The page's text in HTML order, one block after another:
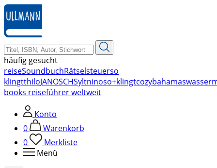
zum
Hauptinhalt
springen
häufig gesucht
reiseSoundbuchRätselsteuerso
klingtthiloJANOSCHSyltninoso+klingtcozybahamas
books reiseführer weltweit
Konto
0
Warenkorb
0
Merkliste
Menü